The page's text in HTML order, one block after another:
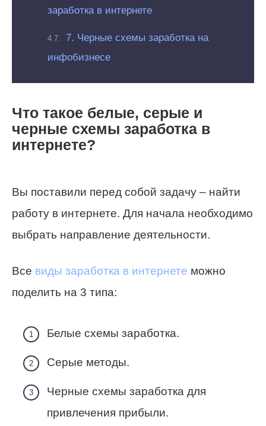
заработка в интернете
7. Черные схемы заработка на
инфобизнесе
Что такое белые, серые и
черные схемы заработка в
интернете?
Вы поставили перед собой задачу – найти
работу в интернете. Для начала необходимо
выбрать направление деятельности.
Все виды заработка в интернете можно
поделить на 3 типа:
Белые схемы заработка.
Серые методы.
Черные схемы заработка для
привлечения прибыли.